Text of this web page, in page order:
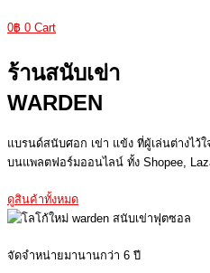
0฿ 0 Cart
ร้านสนับเข่า
WARDEN
แบรนด์สนับศอก เข่า แข้ง ที่ผู้เล่นต่างไว้
บนแพลตฟอร์มออนไลน์ ทั้ง Shopee,
ดูสินค้าทั้งหมด
จัดจำหน่ายมานานกว่า 6 ปี